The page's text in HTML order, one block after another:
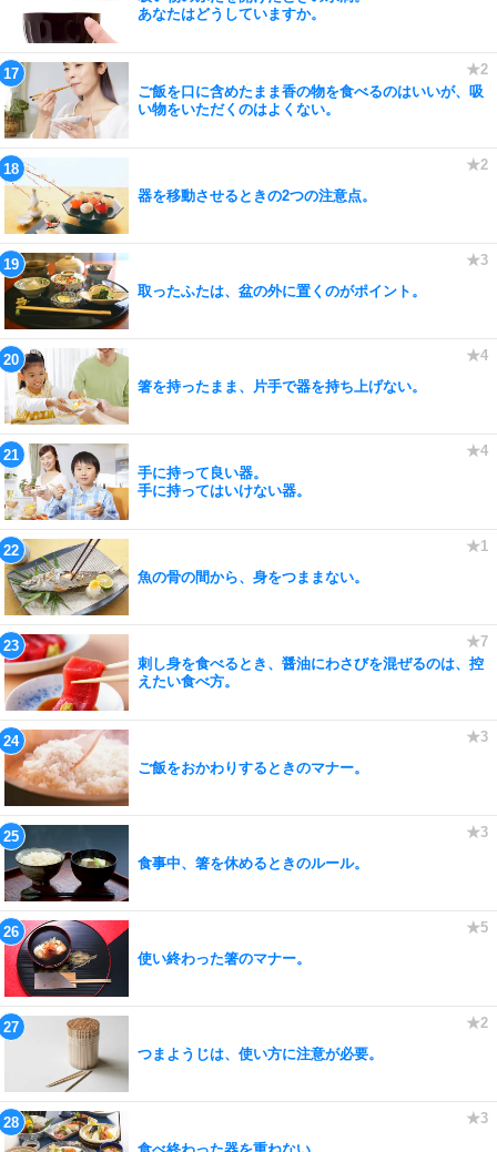
あなたはどうしていますか。
ご飯を口に含めたまま香の物を食べるのはいいが、吸
い物をいただくのはよくない。
器を移動させるときの2つの注意点。
取ったふたは、盆の外に置くのがポイント。
箸を持ったまま、片手で器を持ち上げない。
手に持って良い器。
手に持ってはいけない器。
魚の骨の間から、身をつままない。
刺し身を食べるとき、醤油にわさびを混ぜるのは、控
えたい食べ方。
ご飯をおかわりするときのマナー。
食事中、箸を休めるときのルール。
使い終わった箸のマナー。
つまようじは、使い方に注意が必要。
食べ終わった器を重ねない。